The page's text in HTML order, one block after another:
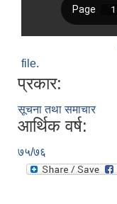
file.
प्रकार:
सूचना तथा समाचार
आर्थिक वर्ष:
७५/७६